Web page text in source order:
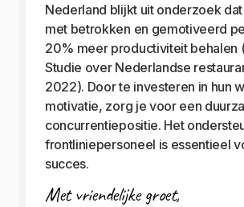
Nederland blijkt uit onderzoek
met betrokken en gemotiveerd
20% meer productiviteit behalen
Studie over Nederlandse
2022). Door te investeren in hun
motivatie, zorg je voor een
concurrentiepositie. Het
frontliniepersoneel is essentieel
succes.
Met vriendelijke groet,